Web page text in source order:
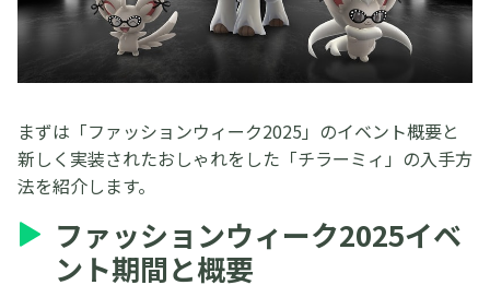
まずは「ファッションウィーク2025」のイベント概要と
新しく実装されたおしゃれをした「チラーミィ」の入手方
法を紹介します。
ファッションウィーク2025イベ
ント期間と概要